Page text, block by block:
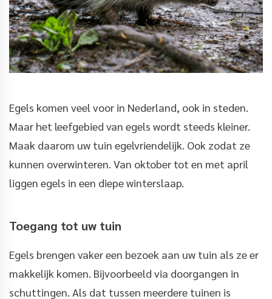
Egels komen veel voor in Nederland, ook in steden.
Maar het leefgebied van egels wordt steeds kleiner.
Maak daarom uw tuin egelvriendelijk. Ook zodat ze
kunnen overwinteren. Van oktober tot en met april
liggen egels in een diepe winterslaap.
Toegang tot uw tuin
Egels brengen vaker een bezoek aan uw tuin als ze er
makkelijk komen. Bijvoorbeeld via doorgangen in
schuttingen. Als dat tussen meerdere tuinen is